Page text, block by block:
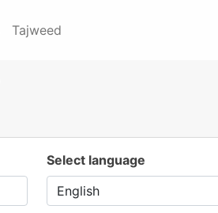
Tajweed
Select language